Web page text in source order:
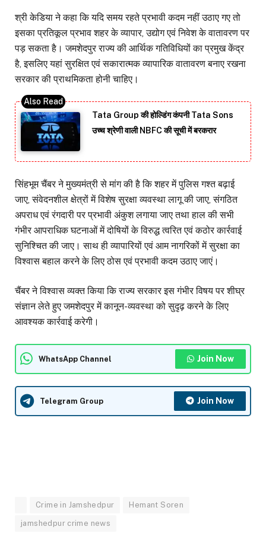
श्री केडिया ने कहा कि यदि समय रहते प्रभावी कदम नहीं उठाए गए तो
इसका प्रतिकूल प्रभाव शहर के व्यापार, उद्योग एवं निवेश के वातावरण पर
पड़ सकता है। जमशेदपुर राज्य की आर्थिक गतिविधियों का प्रमुख केंद्र
है, इसलिए यहां सुरक्षित एवं सकारात्मक व्यापारिक वातावरण बनाए रखना
सरकार की प्राथमिकता होनी चाहिए।
Tata Group की होल्डिंग कंपनी Tata Sons
उच्च श्रेणी वाली NBFC की सूची में बरकरार
सिंहभूम चैंबर ने मुख्यमंत्री से मांग की है कि शहर में पुलिस गश्त बढ़ाई
जाए, संवेदनशील क्षेत्रों में विशेष सुरक्षा व्यवस्था लागू की जाए, संगठित
अपराध एवं रंगदारी पर प्रभावी अंकुश लगाया जाए तथा हाल की सभी
गंभीर आपराधिक घटनाओं में दोषियों के विरुद्ध त्वरित एवं कठोर कार्रवाई
सुनिश्चित की जाए। साथ ही व्यापारियों एवं आम नागरिकों में सुरक्षा का
विश्वास बहाल करने के लिए ठोस एवं प्रभावी कदम उठाए जाएं।
चैंबर ने विश्वास व्यक्त किया कि राज्य सरकार इस गंभीर विषय पर शीघ्र
संज्ञान लेते हुए जमशेदपुर में कानून-व्यवस्था को सुदृढ़ करने के लिए
आवश्यक कार्रवाई करेगी।
WhatsApp Channel Join Now
Telegram Group Join Now
Crime in Jamshedpur Hemant Soren
jamshedpur crime news